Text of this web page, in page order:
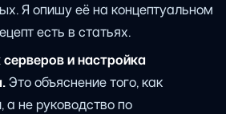
Я опишу её на концептуальном
есть в статьях.
и настройка
Это объяснение того, как
не руководство по